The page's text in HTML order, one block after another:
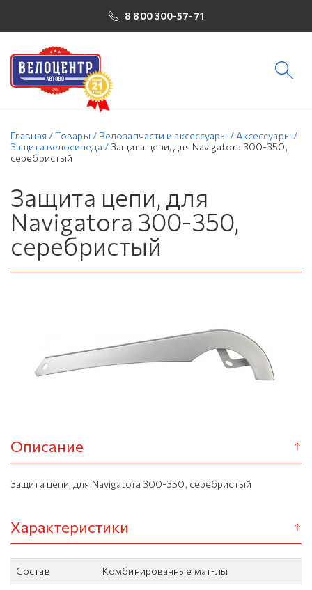
8 800 300-57-71
Главная /Товары / Велозапчасти и аксессуары / Аксессуары /
Защита велосипеда /Защита цепи, для Navigatora 300-350,
серебристый
Защита цепи, для
Navigatora 300-350,
серебристый
Описание
Защита цепи, для Navigatora 300-350, серебристый
Характеристики
Состав Комбинированные мат-лы